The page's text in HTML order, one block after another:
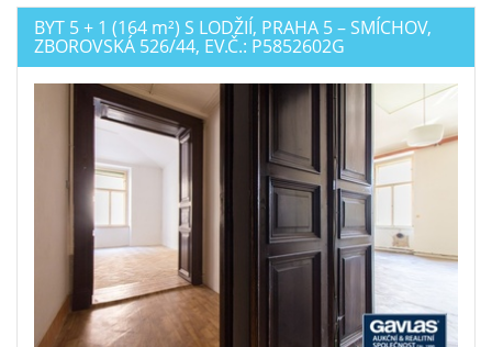
BYT 5 + 1 (164 m²) S LODŽIÍ, PRAHA 5 – SMÍCHOV,
ZBOROVSKÁ 526/44, EV.Č.: P5852602G